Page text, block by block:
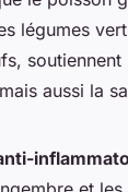
légumes
soutiennent
aussi la